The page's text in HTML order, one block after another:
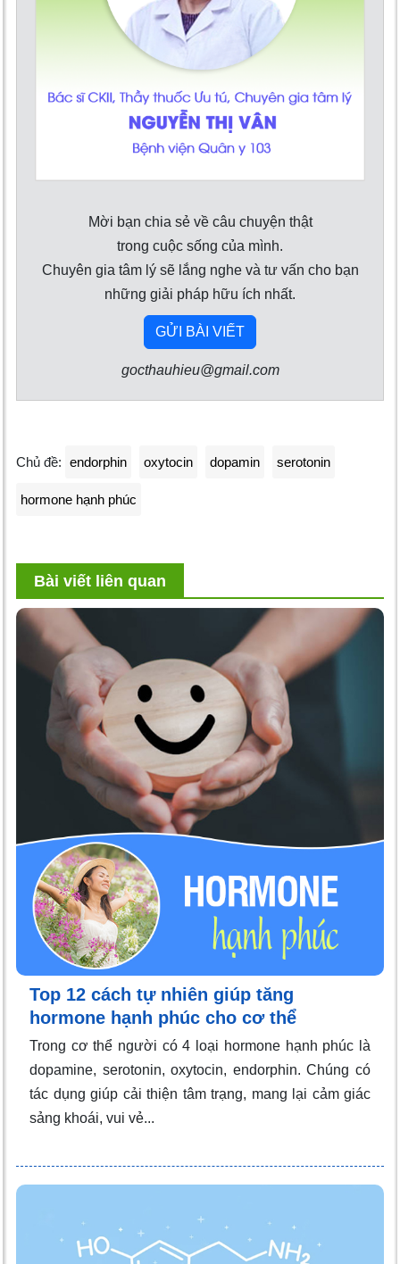
Mời bạn chia sẻ về câu chuyện thật
trong cuộc sống của mình.
Chuyên gia tâm lý sẽ lắng nghe và tư vấn cho bạn
những giải pháp hữu ích nhất.
GỬI BÀI VIẾT
gocthauhieu@gmail.com
Chủ đề: endorphin oxytocin dopamin serotonin
hormone hạnh phúc
Bài viết liên quan
Top 12 cách tự nhiên giúp tăng
hormone hạnh phúc cho cơ thể
Trong cơ thể người có 4 loại hormone hạnh phúc là
dopamine, serotonin, oxytocin, endorphin. Chúng có
tác dụng giúp cải thiện tâm trạng, mang lại cảm giác
sảng khoái, vui vẻ...